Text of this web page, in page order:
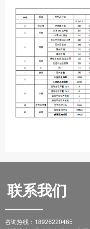
联系我们
咨询热线：18926220465